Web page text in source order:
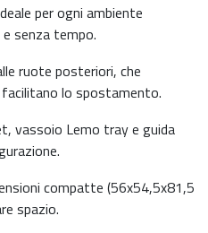
per ogni ambiente
senza tempo.
ruote posteriori, che
lo spostamento.
vassoio Lemo tray e guida
compatte (56x54,5x81,5
spazio.